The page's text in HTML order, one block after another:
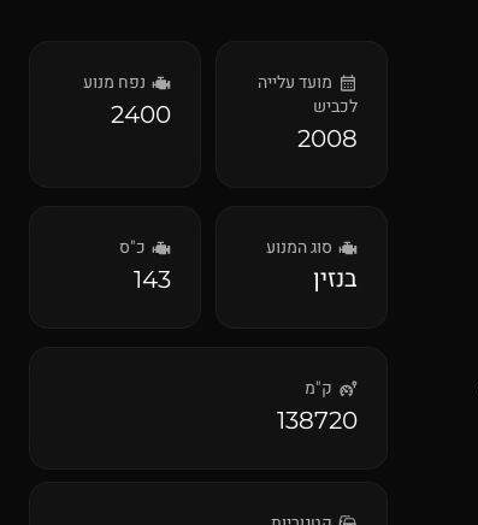
מועד עלייה
לכביש
2008
נפח מנוע
2400
סוג המנוע
בנזין
כ"ס
143
ק"מ
138720